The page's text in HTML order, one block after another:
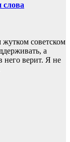
слова
советском
а
него верит. Я не